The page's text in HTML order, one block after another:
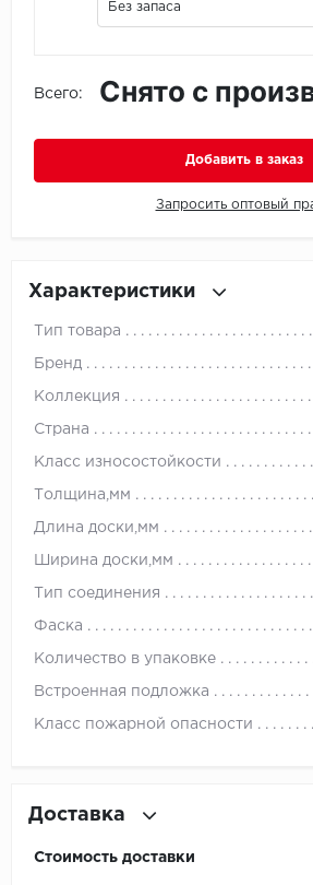
Без запаса
Всего: Снято с
Добавить в заказ
Запросить оптовый
Характеристики
Тип товара
Бренд
Коллекция
Страна
Класс износостойкости
Толщина,мм
Длина доски,мм
Ширина доски,мм
Тип соединения
Фаска
Количество в упаковке
Встроенная подложка
Класс пожарной опасности
Доставка
Стоимость доставки